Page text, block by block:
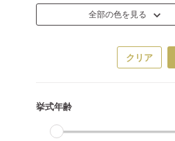
全部の色を見る
クリア
挙式年齢